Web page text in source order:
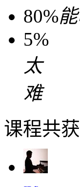
80%
5%
太
难
课程共